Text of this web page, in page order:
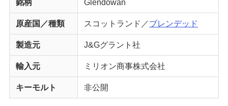
銘柄 Glendowan
原産国／種類 スコットランド／ブレンデッド
製造元 J&Gグラント社
輸入元 ミリオン商事株式会社
キーモルト 非公開